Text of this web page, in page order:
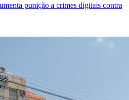
punição a crimes digitais contra